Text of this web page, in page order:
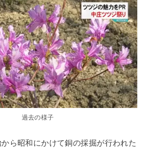
過去の様子
ら昭和にかけて銅の採掘が行われた